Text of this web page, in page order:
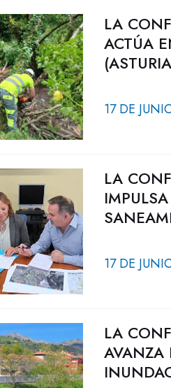
LA
ACTÚA
17 DE
LA
17 DE
LA
AVANZA